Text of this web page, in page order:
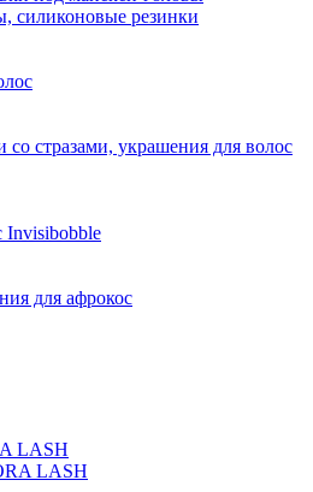
силиконовые резинки
стразами, украшения для волос
Invisibobble
для афрокос
LASH
LASH